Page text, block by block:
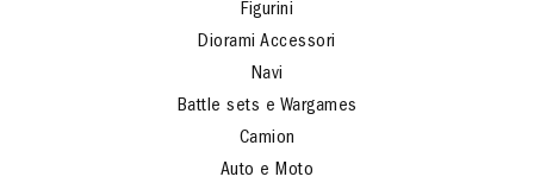
Figurini
Diorami Accessori
Navi
Battle sets e Wargames
Camion
Auto e Moto